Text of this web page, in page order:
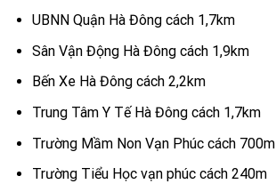
UBNN Quận Hà Đông cách 1,7km
Sân Vận Động Hà Đông cách 1,9km
Bến Xe Hà Đông cách 2,2km
Trung Tâm Y Tế Hà Đông cách 1,7km
Trường Mầm Non Vạn Phúc cách 700m
Trường Tiểu Học vạn phúc cách 240m